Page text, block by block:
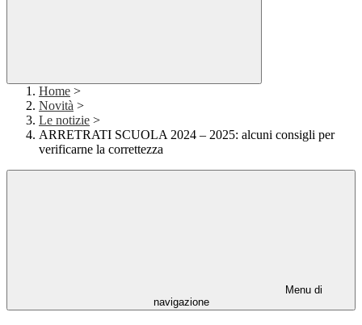
Home >
Novità >
Le notizie >
ARRETRATI SCUOLA 2024 – 2025: alcuni consigli per
verificarne la correttezza
Menu di
navigazione